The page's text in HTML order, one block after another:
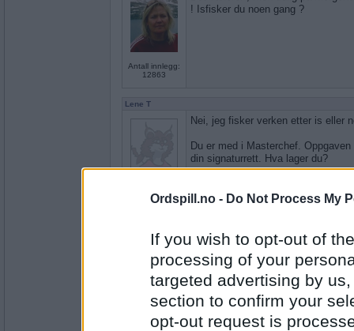
Ordspill.no - Do Not Process My
If you wish to opt-out of
processing of your
targeted advertising by
section to confirm your
opt-out request is
Antall innlegg:
12863
! Isfisker du noen gang ?
Lene T
2947
Nei, jeg fisker verken etter is eller
Du er med i Masterchef.
din signaturrett. Hva lager du?
Antall innlegg:
44845
Uten tvil min fiskesuppe - basert
noe safran, og med en salig
Hva er det beste du vet?